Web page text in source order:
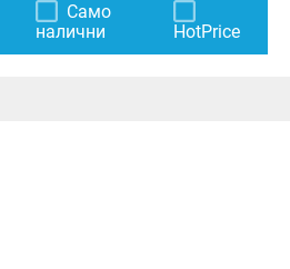
Само
налични
HotPrice